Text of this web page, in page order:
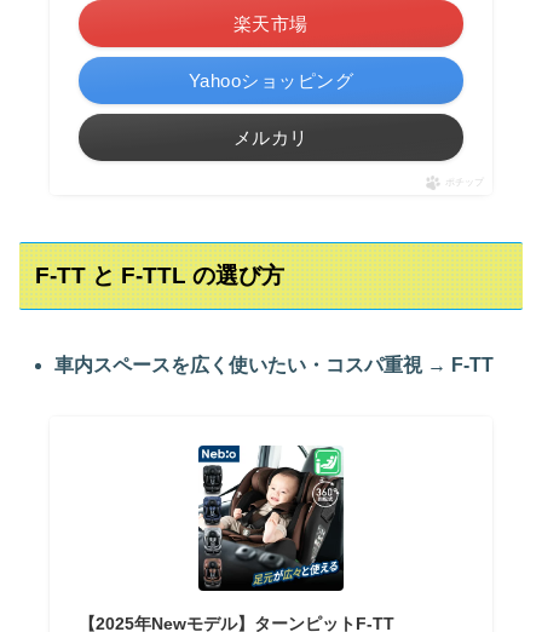
楽天市場
Yahooショッピング
メルカリ
ポチップ
F‑TT と F‑TTL の選び方
車内スペースを広く使いたい・コスパ重視→ F‑TT
【2025年Newモデル】ターンピットF-TT